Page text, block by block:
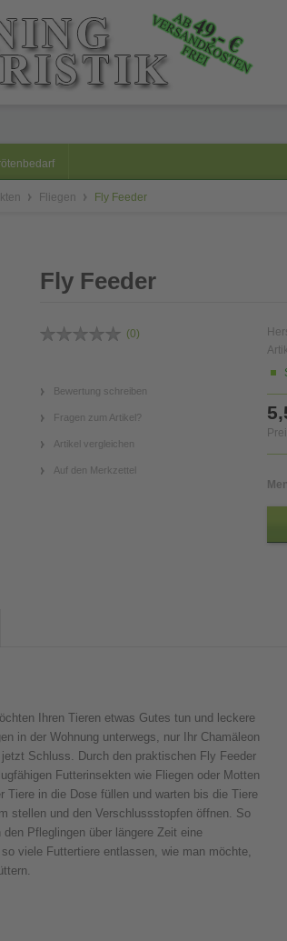
Fliegen Fly Feeder
Fly Feeder
(0)
Bewertung schreiben
Fragen zum Artikel?
Artikel vergleichen
Auf den Merkzettel
Ihren Tieren etwas Gutes tun und leckere
in der Wohnung unterwegs, nur Ihr Chamäleon
Schluss. Durch den praktischen Fly Feeder
Futterinsekten wie Fliegen oder Motten
in die Dose füllen und warten bis die Tiere
stellen und den Verschlussstopfen öffnen. So
Pfleglingen über längere Zeit eine
viele Futtertiere entlassen, wie man möchte,